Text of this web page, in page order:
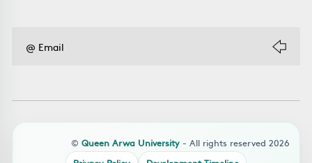
© Queen Arwa University - All rights reserved 2026